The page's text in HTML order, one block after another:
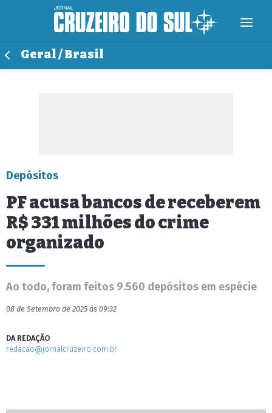
Geral / Brasil
Depósitos
PF acusa bancos de receberem
R$ 331 milhões do crime
organizado
Ao todo, foram feitos 9.560 depósitos em espécie
08 de Setembro de 2025 às 09:32
DA REDAÇÃO
redacao@jornalcruzeiro.com.br